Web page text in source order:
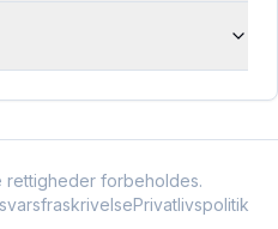
rettigheder forbeholdes.
Privatlivspolitik